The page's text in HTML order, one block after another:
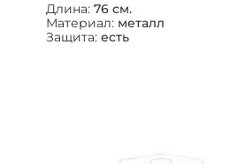
Длина: 76 см.
Материал: металл
Защита: есть